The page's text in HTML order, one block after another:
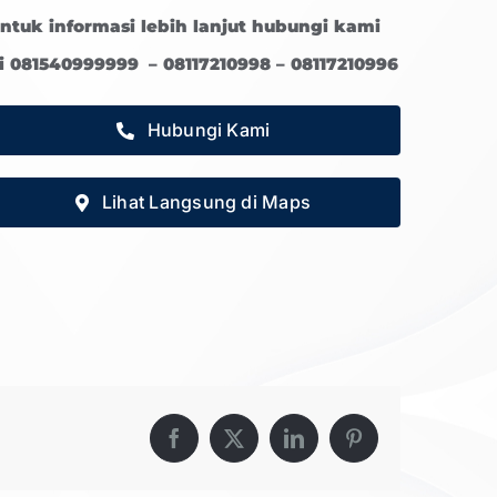
informasi lebih lanjut hubungi kami
081540999999 – 08117210998 – 08117210996
Hubungi Kami
Lihat Langsung di Maps
Facebook
X LinkedInPinterest